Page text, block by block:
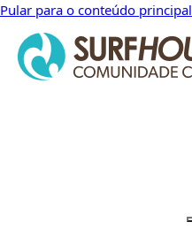
Pular para o conteúdo principal